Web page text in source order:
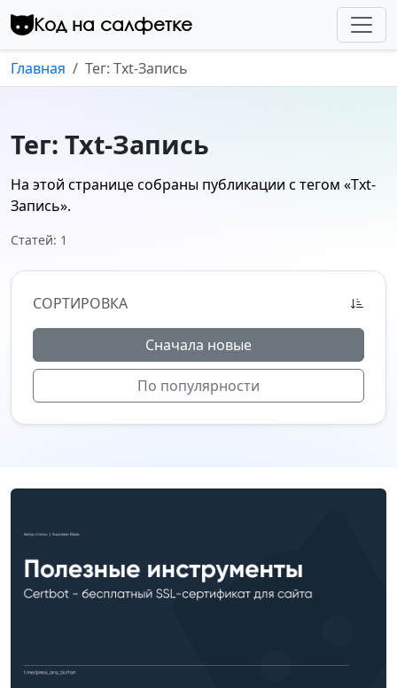
Перейти к контенту
Код на салфетке
Главная Тег: Txt-Запись
Тег: Txt-Запись
На этой странице собраны публикации с тегом «Txt-
Запись».
Статей: 1
СОРТИРОВКА
Сначала новые
По популярности